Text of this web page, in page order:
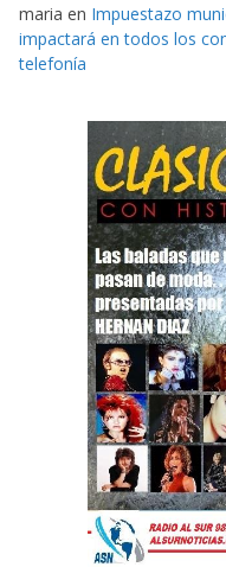
maria en Impuestazo
impactará en todos los
telefonía